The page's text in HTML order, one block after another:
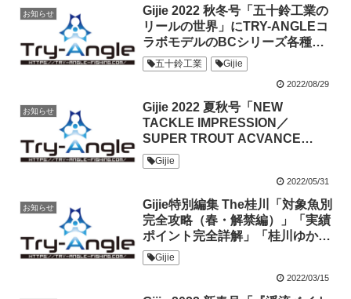
お知らせ
Gijie 2022 秋冬号「五十鈴工業の
リールの世界」にTRY-ANGLEコ
ラボモデルのBCシリーズ各種が
掲載されました
2022/08/29
五十鈴工業 Gijie
お知らせ
Gijie 2022 夏秋号「NEW
TACKLE IMPRESSION／
SUPER TROUT ACVANCE
BAIT FINESSE PE X4」にやまけ
んのインタビュー記事と写真が掲
2022/05/31
Gijie
お知らせ
Gijie特別編集 The桂川「対象魚別
完全攻略（春・解禁編）」「実績
ポイント完全詳解」「桂川ゆかり
の人々」の記事をやまけんが担当
しました
2022/03/15
Gijie